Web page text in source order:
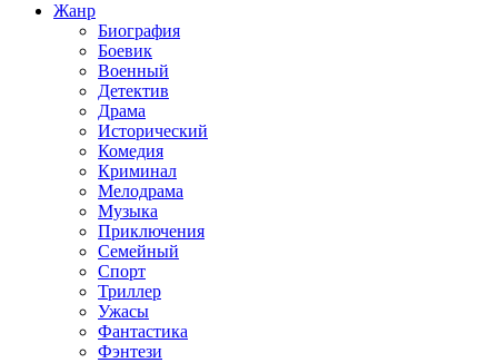
Жанр
Биография
Боевик
Военный
Детектив
Драма
Исторический
Комедия
Криминал
Мелодрама
Музыка
Приключения
Семейный
Спорт
Триллер
Ужасы
Фантастика
Фэнтези